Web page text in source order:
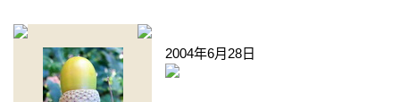
2004年6月28日